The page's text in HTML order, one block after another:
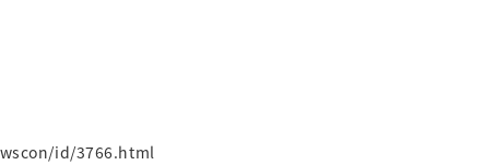
id/3766.html